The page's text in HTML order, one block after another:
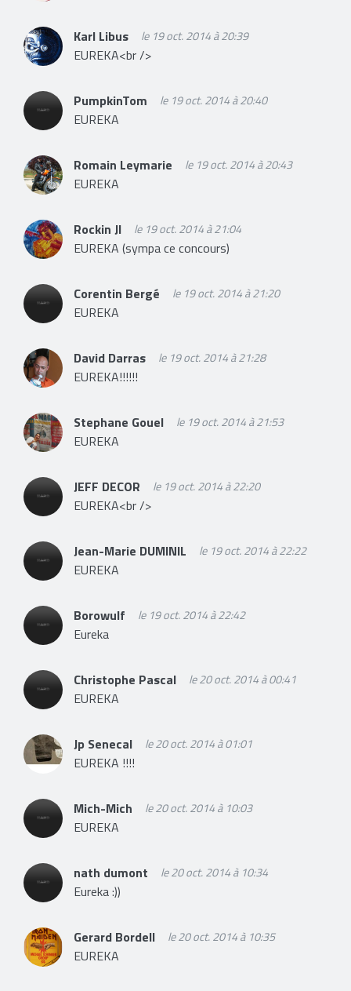
Karl Libus le 19 oct. 2014 à 20:39
EUREKA<br />
PumpkinTom le 19 oct. 2014 à 20:40
EUREKA
Romain Leymarie le 19 oct. 2014 à 20:43
EUREKA
Rockin Jl le 19 oct. 2014 à 21:04
EUREKA (sympa ce concours)
Corentin Bergé le 19 oct. 2014 à 21:20
EUREKA
David Darras le 19 oct. 2014 à 21:28
EUREKA!!!!!!
Stephane Gouel le 19 oct. 2014 à 21:53
EUREKA
JEFF DECOR le 19 oct. 2014 à 22:20
EUREKA<br />
Jean-Marie DUMINIL le 19 oct. 2014 à 22:22
EUREKA
Borowulf le 19 oct. 2014 à 22:42
Eureka
Christophe Pascal le 20 oct. 2014 à 00:41
EUREKA
Jp Senecal le 20 oct. 2014 à 01:01
EUREKA !!!!
Mich-Mich le 20 oct. 2014 à 10:03
EUREKA
nath dumont le 20 oct. 2014 à 10:34
Eureka :))
Gerard Bordell le 20 oct. 2014 à 10:35
EUREKA